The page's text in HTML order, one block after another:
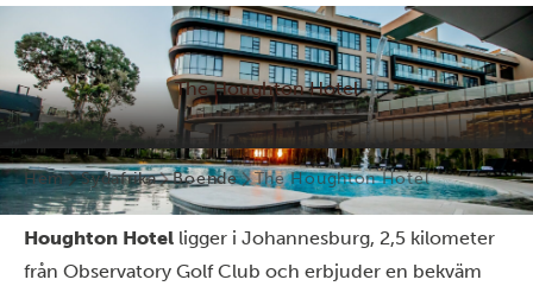
The Houghton Hotel
Hem Sydafrika Boende The Houghton Hotel
Houghton Hotel ligger i Johannesburg, 2,5 kilometer
från Observatory Golf Club och erbjuder en bekväm